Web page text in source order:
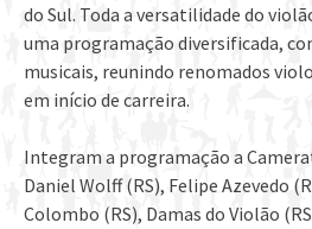
do Sul. Toda a versatilidade do
uma programação diversificada,
musicais, reunindo renomados
em início de carreira.
Integram a programação a
Daniel Wolff (RS), Felipe Azevedo
Colombo (RS), Damas do Violão